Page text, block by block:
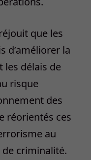
que les
d’améliorer la
les délais de
risque
des
réorientés ces
au
criminalité.